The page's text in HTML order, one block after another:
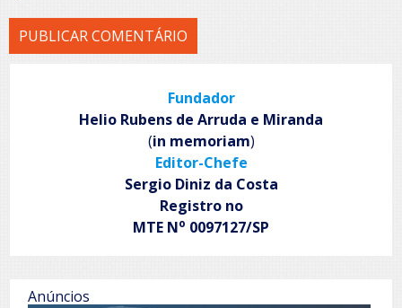
Fundador
Helio Rubens de Arruda e Miranda
(in memoriam)
Editor-Chefe
Sergio Diniz da Costa
Registro no
MTE No 0097127/SP
Anúncios